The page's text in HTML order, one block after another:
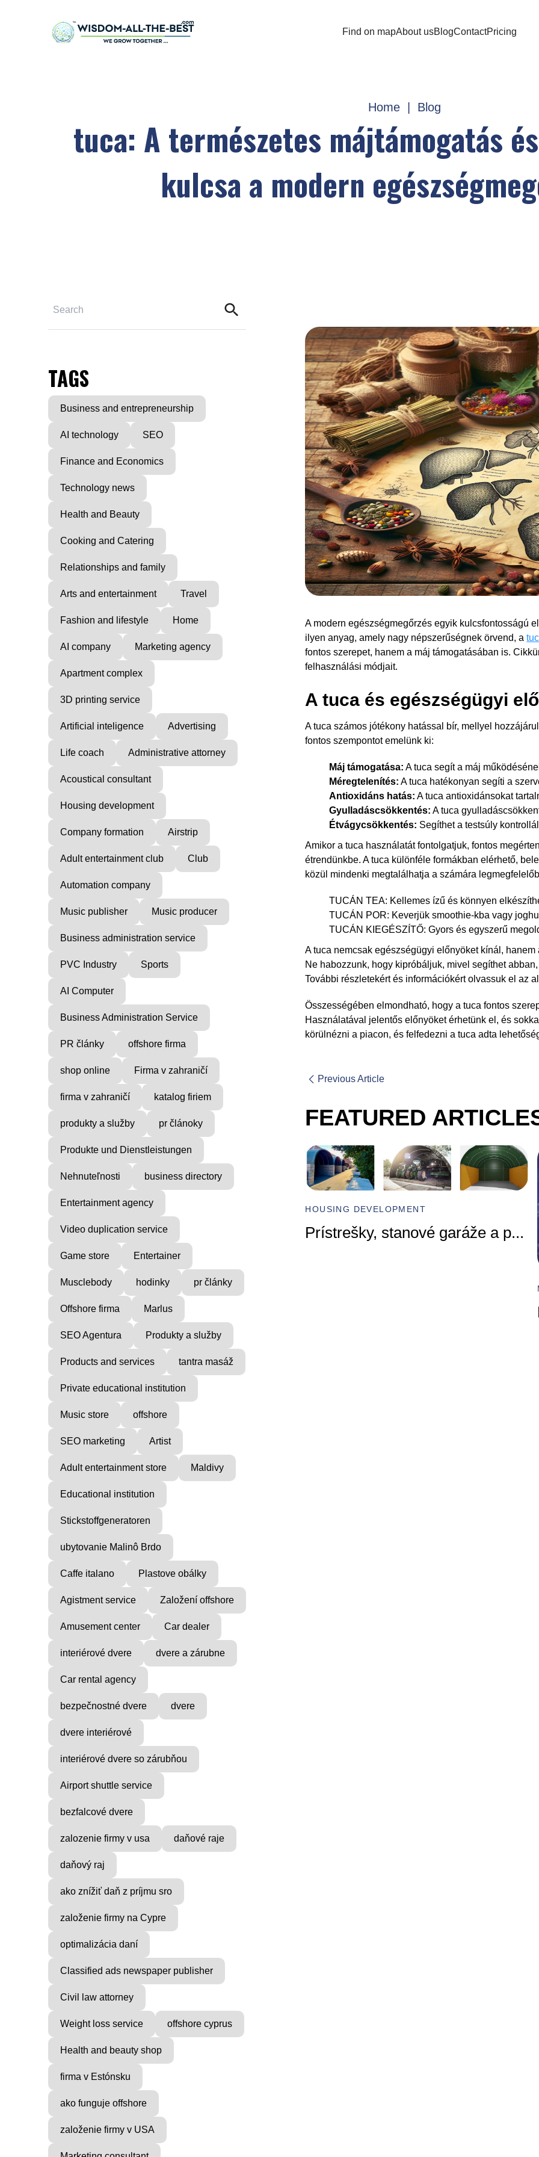
Find on mapAbout usBlogContactPricing
Home| Blog
tuca: A természetes májtámogatás
kulcsa a modern
TAGS
Business and entrepreneurship
AI technology SEO
Finance and Economics
Technology news
Health and Beauty
Cooking and Catering
Relationships and family
Arts and entertainment Travel
Fashion and lifestyle Home
AI company Marketing agency
Apartment complex
3D printing service
Artificial inteligence Advertising
Life coach Administrative attorney
Acoustical consultant
Housing development
Company formation Airstrip
Adult entertainment club Club
Automation company
Music publisher Music producer
Business administration service
PVC Industry Sports
AI Computer
Business Administration Service
PR články offshore firma
shop online Firma v zahraničí
firma v zahraničí katalog firiem
produkty a služby pr článoky
Produkte und Dienstleistungen
Nehnuteľnosti business directory
Entertainment agency
Video duplication service
Game store Entertainer
Musclebody hodinky pr články
Offshore firma Marlus
SEO Agentura Produkty a služby
Products and services tantra masáž
Private educational institution
Music store offshore
SEO marketing Artist
Adult entertainment store Maldivy
Educational institution
Stickstoffgeneratoren
ubytovanie Malinô Brdo
Caffe italano Plastove obálky
Agistment service Založení offshore
Amusement center Car dealer
interiérové dvere dvere a zárubne
Car rental agency
bezpečnostné dvere dvere
dvere interiérové
interiérové dvere so zárubňou
Airport shuttle service
bezfalcové dvere
zalozenie firmy v usa daňové raje
daňový raj
ako znížiť daň z príjmu sro
založenie firmy na Cypre
optimalizácia daní
Classified ads newspaper publisher
Civil law attorney
Weight loss service offshore cyprus
Health and beauty shop
firma v Estónsku
ako funguje offshore
založenie firmy v USA
A modern egészségmegőrzés egyik kulcsfontosságú
ilyen anyag, amely nagy népszerűségnek örvend, a
fontos szerepet, hanem a máj támogatásában is.
felhasználási módjait.
A tuca és egészségügyi
A tuca számos jótékony hatással bír, mellyel
fontos szempontot emelünk ki:
Máj támogatása: A tuca segít a máj
Méregtelenítés: A tuca hatékonyan segíti a
Antioxidáns hatás: A tuca antioxidánsokat
Gyulladáscsökkentés: A tuca
Étvágycsökkentés: Segíthet a testsúly
Amikor a tuca használatát fontolgatjuk, fontos
étrendünkbe. A tuca különféle formákban elérhető,
közül mindenki megtalálhatja a számára
TUCÁN TEA: Kellemes ízű és könnyen
TUCÁN POR: Keverjük smoothie-kba vagy
TUCÁN KIEGÉSZÍTŐ: Gyors és egyszerű
A tuca nemcsak egészségügyi előnyöket kínál,
Ne habozzunk, hogy kipróbáljuk, mivel segíthet
További részletekért és információkért olvassuk el az
Összességében elmondható, hogy a tuca fontos
Használatával jelentős előnyöket érhetünk el, és
körülnézni a piacon, és felfedezni a tuca adta
Previous Article
FEATURED
HOUSING DEVELOPMENT
Prístrešky, stanové garáže a p